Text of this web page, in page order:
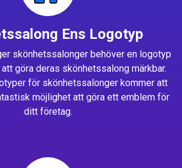
Ens Logotyp
skönhetssalonger behöver en logotyp
göra deras skönhetssalong märkbar.
för skönhetssalonger kommer att
möjlighet att göra ett emblem för
ditt företag.